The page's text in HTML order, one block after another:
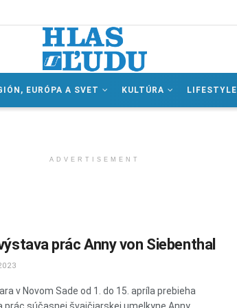
EURÓPA A SVET KULTÚRA LIFESTYLE
ADVERTISEMENT
prác Anny von Siebenthal
v Novom Sade od 1. do 15. apríla prebieha